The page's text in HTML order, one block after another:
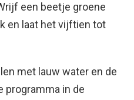
een beetje groene
en laat het vijftien tot
met lauw water en de
programma in de